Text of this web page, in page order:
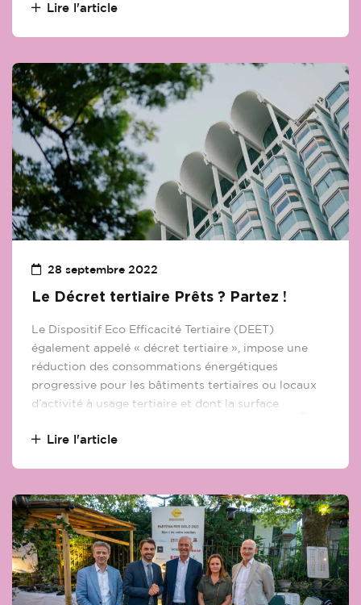
Lire l'article
28 septembre 2022
Le Décret tertiaire Prêts ? Partez !
Le Dispositif Eco Efficacité Tertiaire (DEET)
également appelé « décret tertiaire », impose une
réduction des consommations énergétiques
progressive pour les bâtiments tertiaires ou locaux
d’activité à usage tertiaire et dont la surface
Est-on concerné ? Comment se conformer à la
que se posent propriétaires, locataires et
mandataires du bailleur qui se voient imposer
plusieurs obligations.
Lire l'article